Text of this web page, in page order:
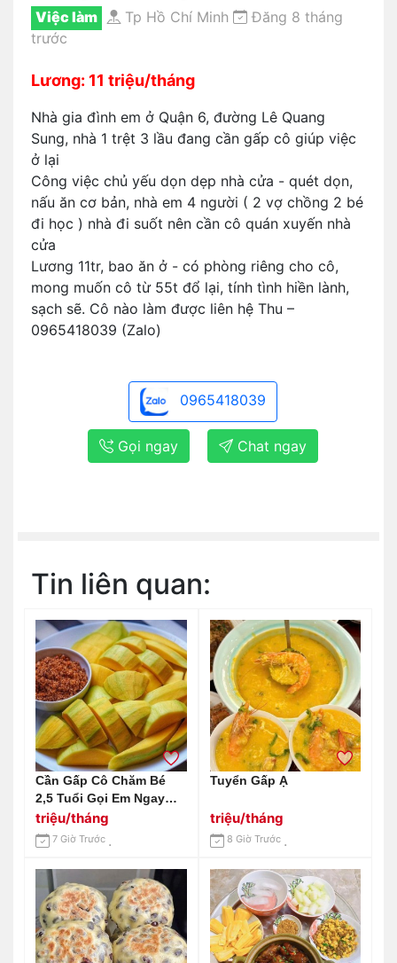
Việc làm Tp Hồ Chí Minh
Đăng 8 tháng
trước
Lương: 11 triệu/tháng
Nhà gia đình em ở Quận 6, đường Lê Quang
Sung, nhà 1 trệt 3 lầu đang cần gấp cô giúp việc
ở lại
Công việc chủ yếu dọn dẹp nhà cửa - quét dọn,
nấu ăn cơ bản, nhà em 4 người ( 2 vợ chồng 2 bé
đi học ) nhà đi suốt nên cần cô quán xuyến nhà
cửa
Lương 11tr, bao ăn ở - có phòng riêng cho cô,
mong muốn cô từ 55t đổ lại, tính tình hiền lành,
sạch sẽ. Cô nào làm được liên hệ Thu –
0965418039 (Zalo)
0965418039
Gọi ngay Chat ngay
Tin liên quan:
Cần Gấp Cô Chăm Bé
2,5 Tuổi Gọi Em Ngay
0966529171
triệu/tháng
7 Giờ Trước
Tuyển Gấp Ạ
triệu/tháng
8 Giờ Trước